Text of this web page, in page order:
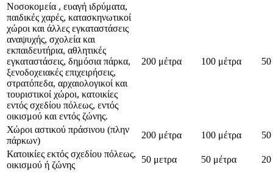
Νοσοκομεία , ευαγή ιδρύματα,
παιδικές χαρές, κατασκηνωτικοί
χώροι και άλλες εγκαταστάσεις
αναψυχής, σχολεία και
εκπαιδευτήρια, αθλητικές
εγκαταστάσεις, δημόσια πάρκα,
ξενοδοχειακές επιχειρήσεις,
στρατόπεδα, αρχαιολογικοί και
τουριστικοί χώροι, κατοικίες
εντός σχεδίου πόλεως, εντός
οικισμού και εντός ζώνης.
200 μέτρα 100 μέτρα 50
Χώροι αστικού πράσινου (πλην
πάρκων)
200 μέτρα 100 μέτρα
50
Κατοικίες εκτός σχεδίου πόλεως,
οικισμού ή ζώνης
50 μετρα 50 μέτρα 20